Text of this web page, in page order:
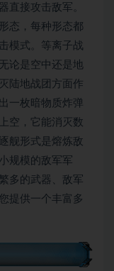
直接攻击敌军。
态，每种形态都
模式。等离子战
论是空中还是地
陆地战团方面作
一枚暗物质炸弹
空，它能消灭数
舰形式是熔炼敌
规模的敌军军
多的武器、敌军
提供一个丰富多